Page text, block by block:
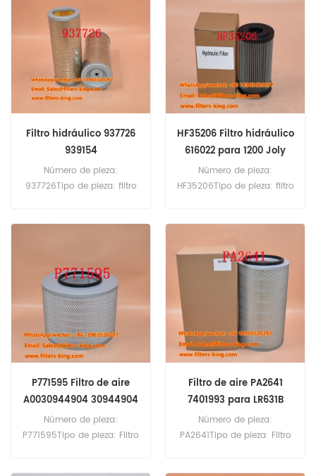
4084133 para el motor
Cummins.
Filtro hidráulico 937726
939154
Número de pieza:
937726Tipo de pieza: filtro
HF35206 Filtro hidráulico
616022 para 1200 Joly
Número de pieza:
HF35206Tipo de pieza: filtro
HF35206 Referencia
cruzada de filtro hidráulico
616022 Uso para Menzi-
Muck 1200 Joly, 1300 Joly,
1300 Super Joly.
P771595 Filtro de aire
A0030944904 30944904
para 1224AF
Número de pieza:
P771595Tipo de pieza: Filtro
Filtro de aire PA2641
7401993 para LR631B
LR631C
Número de pieza:
PA2641Tipo de pieza: Filtro